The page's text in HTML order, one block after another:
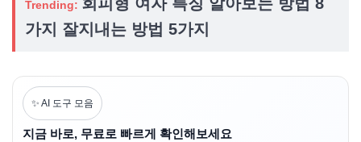
Trending:
가지 잘지내는 방법 5가지
✨ AI 도구 모음
지금 바로, 무료로 빠르게 확인해보세요